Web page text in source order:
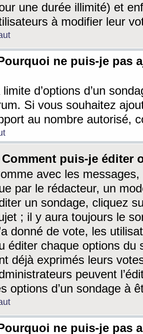
une durée illimité) et
à modifier leur
ne puis-je pas
limite d’options d’un
Si vous souhaitez
au nombre autorisé,
Comment puis-je éditer
avec les
par le rédacteur, un
un sondage, cliquez
; il y aura toujours le
donné de vote, les
éditer chaque options du
déjà exprimés leurs
peuvent
options d’un sondage à
ne puis-je pas